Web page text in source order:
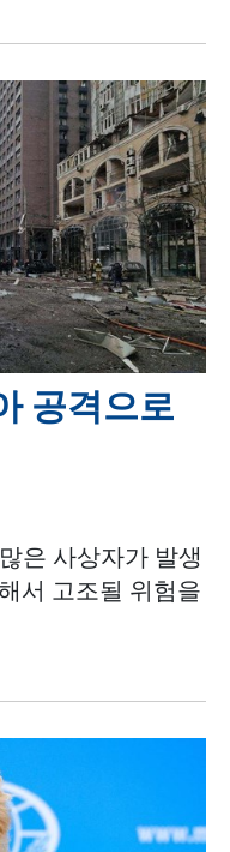
공격으로
은 사상자가 발생
서 고조될 위험을